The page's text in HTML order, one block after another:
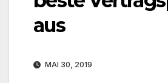
aus
MAI 30, 2019